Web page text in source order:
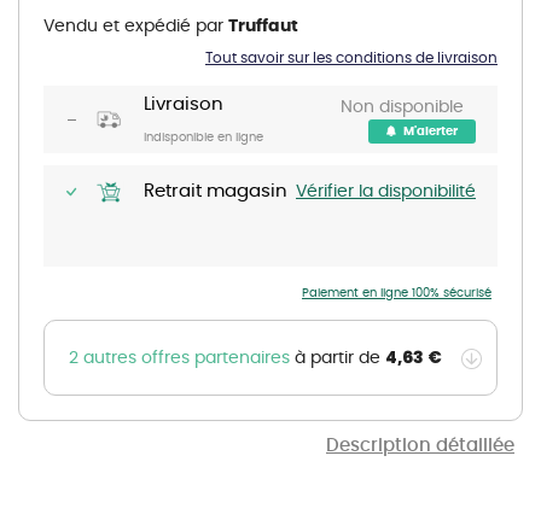
Description détaillée
beginning
Livraison
Indisponible en ligne
Non disponible
M'alerter
Retrait magasin Vérifier la disponibilité
Tout savoir sur les conditions de livraison
Vendu et expédié par Truffaut
Paiement en ligne 100% sécurisé
2 autres offres partenaires à partir de 4,63 €